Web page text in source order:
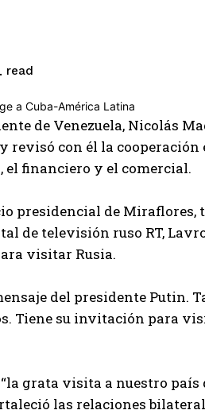
read
de Venezuela, Nicolás
revisó con él la
el financiero y el comercial.
presidencial de
de televisión ruso RT,
visitar Rusia.
del presidente Putin.
Tiene su invitación para
grata visita a nuestro
las relaciones